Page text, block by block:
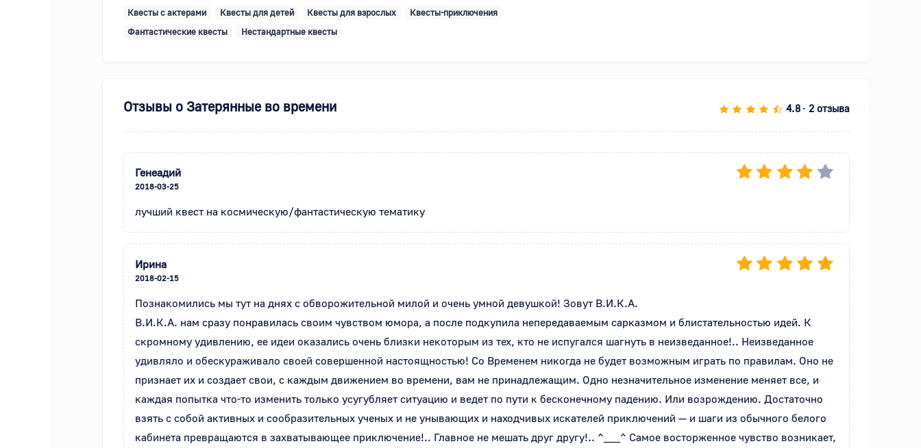
Квесты с актерами Квесты для детей Квесты для взрослых
Квесты-приключения
Фантастические квесты
Нестандартные квесты
Отзывы о Затерянные во времени 4.8 • 2 отзыва
Генеадий
2018-03-25
лучший квест на космическую/фантастическую тематику
Ирина
2018-02-15
Познакомились мы тут на днях с обворожительной милой и очень умной девушкой! Зовут В.И.К.А.
В.И.К.А. нам сразу понравилась своим чувством юмора, а после подкупила непередаваемым сарказмом и блистательностью идей. К
скромному удивлению, ее идеи оказались очень близки некоторым из тех, кто не испугался шагнуть в неизведанное!.. Неизведанное
удивляло и обескураживало своей совершенной настоящностью! Со Временем никогда не будет возможным играть по правилам. Оно не
признает их и создает свои, с каждым движением во времени, вам не принадлежащим. Одно незначительное изменение меняет все, и
каждая попытка что-то изменить только усугубляет ситуацию и ведет по пути к бесконечному падению. Или возрождению. Достаточно
взять с собой активных и сообразительных ученых и не унывающих и находчивых искателей приключений — и шаги из обычного белого
кабинета превращаются в захватывающее приключение!.. Главное не мешать друг другу!.. ^___^ Самое восторженное чувство возникает,